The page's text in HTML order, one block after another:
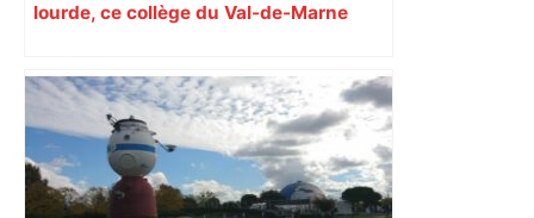
lourde, ce collège du Val-de-Marne